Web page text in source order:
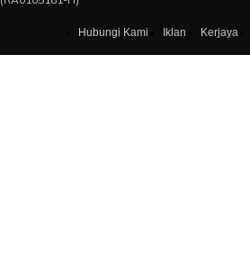
Hubungi Kami Iklan Kerjaya